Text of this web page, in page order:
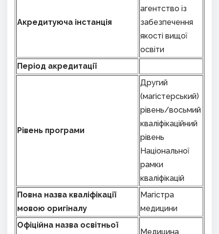
Акредитуюча інстанція
агентство із
забезпечення
якості вищої
освіти
Період акредитації
Рівень програми
Другий
(магістерський)
рівень/восьмий
кваліфікаційний
рівень
Національної
рамки
кваліфікацій
Повна назва кваліфікації
мовою оригіналу
Магістра
медицини
Офіційна назва освітньої
Медицина